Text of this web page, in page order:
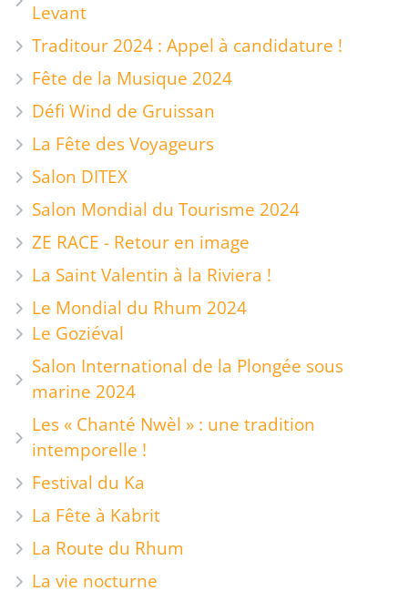
Levant
Traditour 2024 : Appel à candidature !
Fête de la Musique 2024
Défi Wind de Gruissan
La Fête des Voyageurs
Salon DITEX
Salon Mondial du Tourisme 2024
ZE RACE - Retour en image
La Saint Valentin à la Riviera !
Le Mondial du Rhum 2024
Le Goziéval
Salon International de la Plongée sous
marine 2024
Les « Chanté Nwèl » : une tradition
intemporelle !
Festival du Ka
La Fête à Kabrit
La Route du Rhum
La vie nocturne